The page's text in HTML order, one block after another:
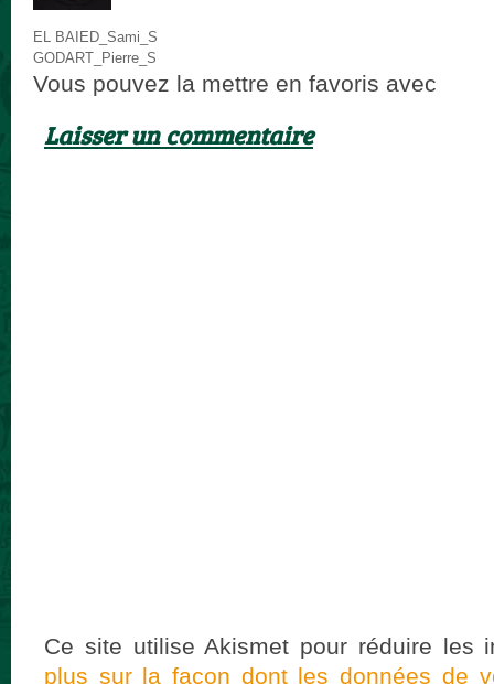
EL BAIED_Sami_S
GODART_Pierre_S
Vous pouvez la mettre en favoris avec
Laisser un commentaire
Ce site utilise Akismet pour réduire les
plus sur la façon dont les données de